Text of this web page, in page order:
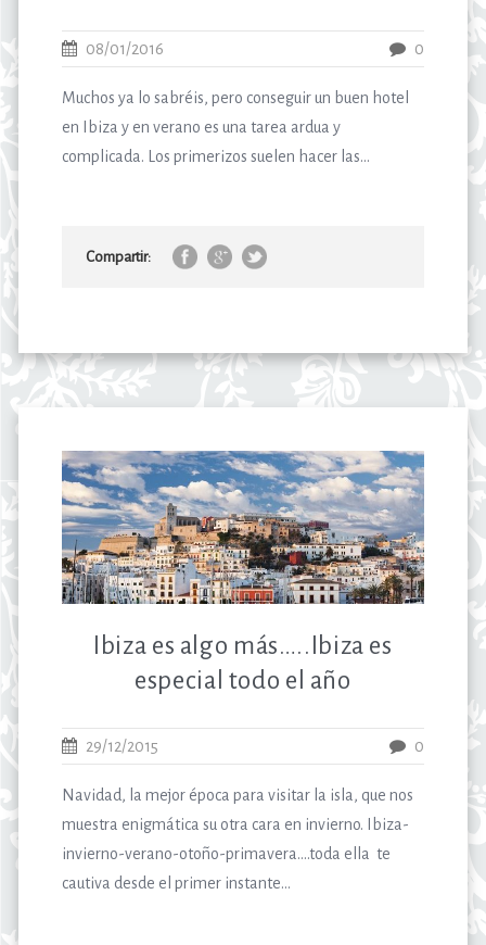
08/01/2016 0
Muchos ya lo sabréis, pero conseguir un buen hotel
en Ibiza y en verano es una tarea ardua y
complicada. Los primerizos suelen hacer las...
Compartir:
Ibiza es algo más…..Ibiza es
especial todo el año
29/12/2015 0
Navidad, la mejor época para visitar la isla, que nos
muestra enigmática su otra cara en invierno. Ibiza-
invierno-verano-otoño-primavera….toda ella te
cautiva desde el primer instante...